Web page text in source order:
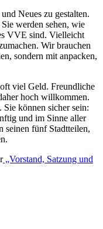
Neues zu gestalten.
werden sehen, wie
VVE sind. Vielleicht
Wir brauchen
sondern mit anpacken,
viel Geld. Freundliche
hoch willkommen.
können sicher sein:
und im Sinne aller
seinen fünf Stadtteilen,
„Vorstand, Satzung und